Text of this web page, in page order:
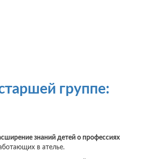
группе:
знаний детей о профессиях
в ателье.